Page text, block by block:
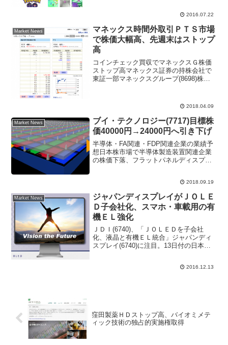
2016.07.22
Market News
マネックス時間外取引ＰＴＳ市場
で株価大幅高、先週末はストップ
高
コインチェック買収でマネックスＧ株価
ストップ高マネックス証券の持株会社で
東証一部マネックスグループ(8698)株価
引所ではストップ高まで買われ80円高の
2018.04.09
Market News
ブイ・テクノロジー(7717)目標株
価40000円→24000円へ引き下げ
半導体・FA関連・FDP関連企業の業績予
想日本株市場で半導体製造装置関連企業
の株価下落、フラットパネルディスプレ
ト、SUMCO、SCREENなど主力半導体
関連株は数か月...
2018.09.19
Market News
ジャパンディスプレイがＪＯＬＥ
Ｄ子会社化、スマホ・車載用の有
機ＥＬ強化
ＪＤＩ(6740)、「ＪＯＬＥＤを子会社
化、液晶と有機ＥＬ統合」ジャパンディ
スプレイ(6740)に注目。13日付の日本経
たＪＯＬＥＤ（ジェイオーレッド）を
2016.12.13
窪田製薬ＨＤストップ高、バイオミメテ
ィック技術の独占的実施権取得